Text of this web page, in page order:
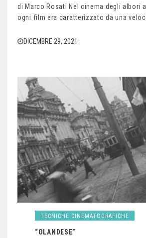
di Marco Rosati Nel cinema degli albori
ogni film era caratterizzato da una
DICEMBRE 29, 2021
TECNICHE CINEMATOGRAFICHE
“OLANDESE”